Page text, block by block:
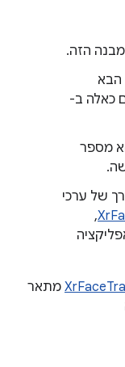
הזה.
הבא
כאלה ב-
מספר
של ערכי
,
מתאר